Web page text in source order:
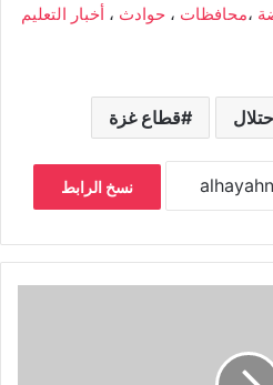
،محافظات ، حوادث ، أخبار التعليم
قطاع غزة
نسخ الرابط